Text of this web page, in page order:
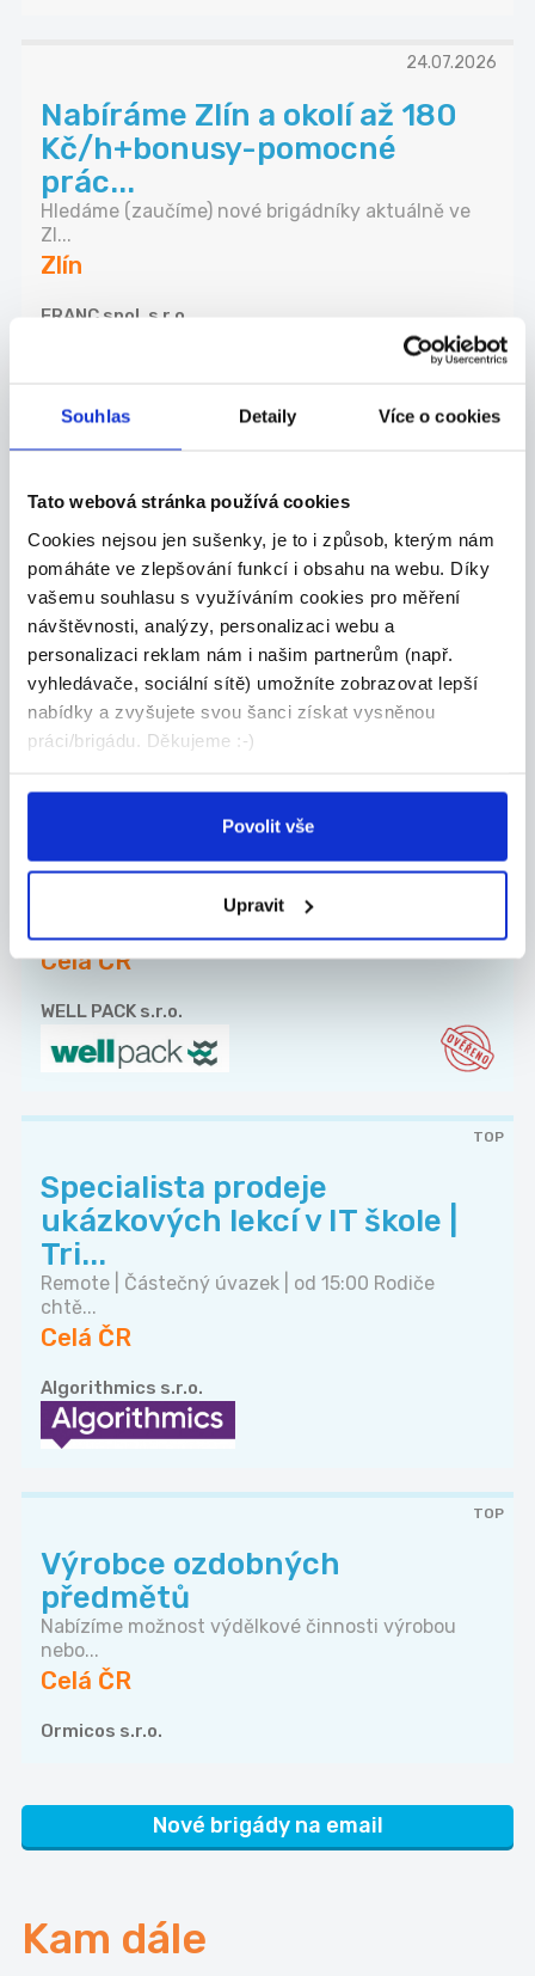
Souhlas Detaily Více o cookies
Tato webová stránka používá cookies
Cookies nejsou jen sušenky, je to i způsob, kterým nám
pomáháte ve zlepšování funkcí i obsahu na webu. Díky
vašemu souhlasu s využíváním cookies pro měření
návštěvnosti, analýzy, personalizaci webu a
personalizaci reklam nám i našim partnerům (např.
vyhledávače, sociální sítě) umožníte zobrazovat lepší
nabídky a zvyšujete svou šanci získat vysněnou
práci/brigádu. Děkujeme :-)
Povolit vše
Upravit
24.07.2026
Nabíráme Zlín a okolí až 180
Kč/h+bonusy-pomocné
prác...
Hledáme (zaučíme) nové brigádníky aktuálně ve
Zl...
Zlín
FRANC spol. s r.o.
Obsluha do nového bistra v
Do nového Bistra Bagha v ZOO Zlín-Lešná
hledáme ...
Zlín
BARISTRO s.r.o.
DALŠÍ NABÍDKY Z
Nově přidáno DOPORUČUJEME
Vykládka kamionů Pardubice,
140 Kč čist./hod., umožn...
Do našeho týmu a provozu v Dolních Ředicích u
Celá ČR
WELL PACK s.r.o.
TOP
Specialista prodeje
ukázkových lekcí v IT škole |
Tri...
Remote | Částečný úvazek | od 15:00 Rodiče
chtě...
Celá ČR
Algorithmics s.r.o.
TOP
Výrobce ozdobných
předmětů
Nabízíme možnost výdělkové činnosti výrobou
nebo...
Celá ČR
Ormicos s.r.o.
Nové brigády na email
Kam dále